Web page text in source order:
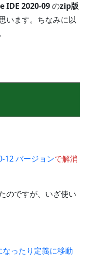
IDE 2020-09のzip版
います。ちなみに以
12 バージョンで解消
のですが、いざ使い
ったり定義に移動